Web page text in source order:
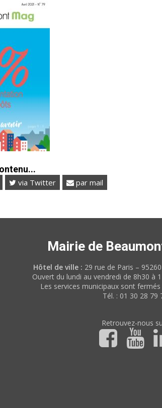
via Twitter par mail
Mairie de
Hôtel de ville : 29 rue de Paris –
Ouvert du lundi au vendredi de 8h30 à
Les services municipaux sont
Tél. : 01 30 28 79
Retrouvez-nous